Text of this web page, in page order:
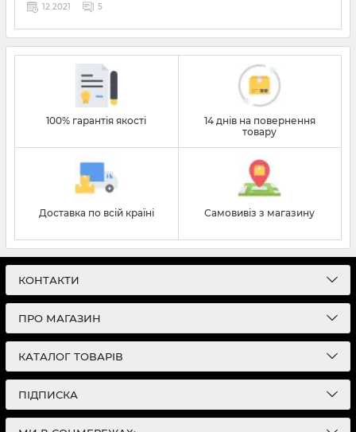
12 2021 5
автомобілістами, так і власниками заміських будинків.
100% гарантія якості
14 днів на повернення
товару
Доставка по всій країні Самовивіз з магазину
КОНТАКТИ
ПРО МАГАЗИН
КАТАЛОГ ТОВАРІВ
ПІДПИСКА